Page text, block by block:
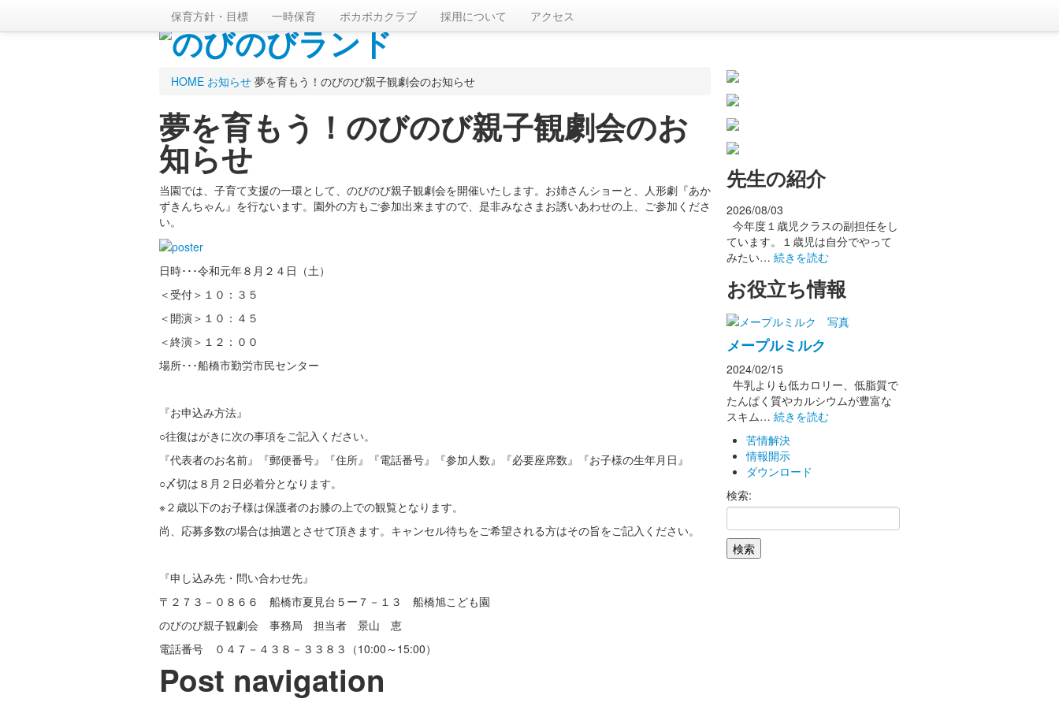
社会福祉法人 伸和会
のびのびランド
社会福祉法人 伸和会
保育方針・目標 一時保育 ポカポカクラブ 採用について アクセス
HOME お知らせ 夢を育もう！のびのび親子観劇会のお知らせ
夢を育もう！のびのび親子観劇会のお
知らせ
当園では、子育て支援の一環として、のびのび親子観劇会を開催いたします。お姉さんショーと、人形劇『あか
ずきんちゃん』を行ないます。園外の方もご参加出来ますので、是非みなさまお誘いあわせの上、ご参加くださ
い。
日時･･･令和元年８月２４日（土）
＜受付＞１０：３５
＜開演＞１０：４５
＜終演＞１２：００
場所･･･船橋市勤労市民センター
『お申込み方法』
○往復はがきに次の事項をご記入ください。
『代表者のお名前』『郵便番号』『住所』『電話番号』『参加人数』『必要座席数』『お子様の生年月日』
○〆切は８月２日必着分となります。
※２歳以下のお子様は保護者のお膝の上での観覧となります。
尚、応募多数の場合は抽選とさせて頂きます。キャンセル待ちをご希望される方はその旨をご記入ください。
『申し込み先・問い合わせ先』
〒２７３－０８６６ 船橋市夏見台５ー７－１３ 船橋旭こども園
のびのび親子観劇会 事務局 担当者 景山 恵
電話番号 ０４７－４３８－３３８３（10:00～15:00）
Post navigation
先生の紹介
2026/08/03
今年度１歳児クラスの副担任をし
ています。１歳児は自分でやって
みたい… 続きを読む
お役立ち情報
メープルミルク
2024/02/15
牛乳よりも低カロリー、低脂質で
たんぱく質やカルシウムが豊富な
スキム… 続きを読む
苦情解決
情報開示
ダウンロード
検索: